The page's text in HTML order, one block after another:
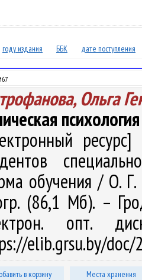
году издания ББК дате поступления
Ольга
психология
обучения / О. Г.
(86,1 Мб). –
опт.
elib.grsu.by/doc/
в корзину Места хранения